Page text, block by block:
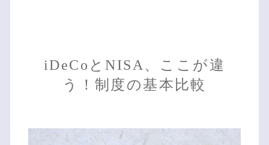
iDeCoとNISA、ここが違
う！制度の基本比較